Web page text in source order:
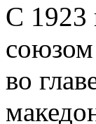
С 1923
во